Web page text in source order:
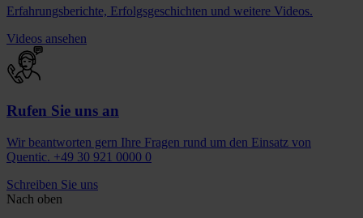
Erfahrungsberichte, Erfolgsgeschichten und weitere Videos.
Videos ansehen
Rufen Sie uns an
Wir beantworten gern Ihre Fragen rund um den Einsatz von
Quentic. +49 30 921 0000 0
Schreiben Sie uns
Nach oben